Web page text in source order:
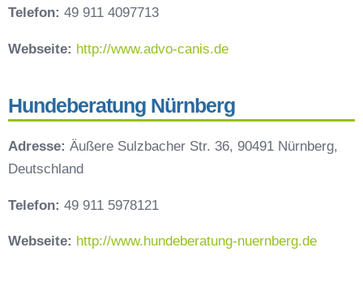
Telefon: 49 911 4097713
Webseite: http://www.advo-canis.de
Hundeberatung Nürnberg
Adresse: Äußere Sulzbacher Str. 36, 90491 Nürnberg,
Deutschland
Telefon: 49 911 5978121
Webseite: http://www.hundeberatung-nuernberg.de